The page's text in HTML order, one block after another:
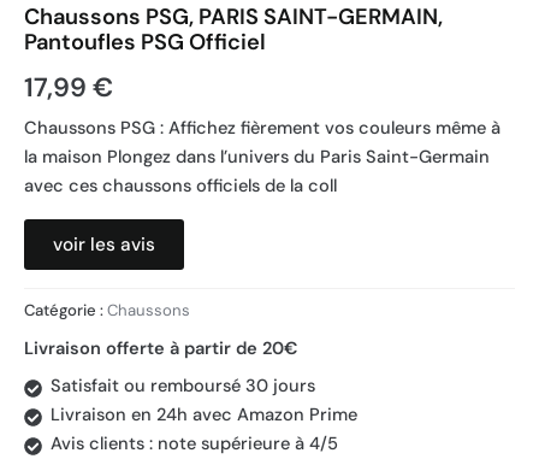
Chaussons PSG, PARIS SAINT-GERMAIN,
Pantoufles PSG Officiel
17,99 €
Chaussons PSG : Affichez fièrement vos couleurs même à
la maison Plongez dans l’univers du Paris Saint-Germain
avec ces chaussons officiels de la coll
voir les avis
Catégorie :Chaussons
Livraison offerte à partir de 20€
Satisfait ou remboursé 30 jours
Livraison en 24h avec Amazon Prime
Avis clients : note supérieure à 4/5